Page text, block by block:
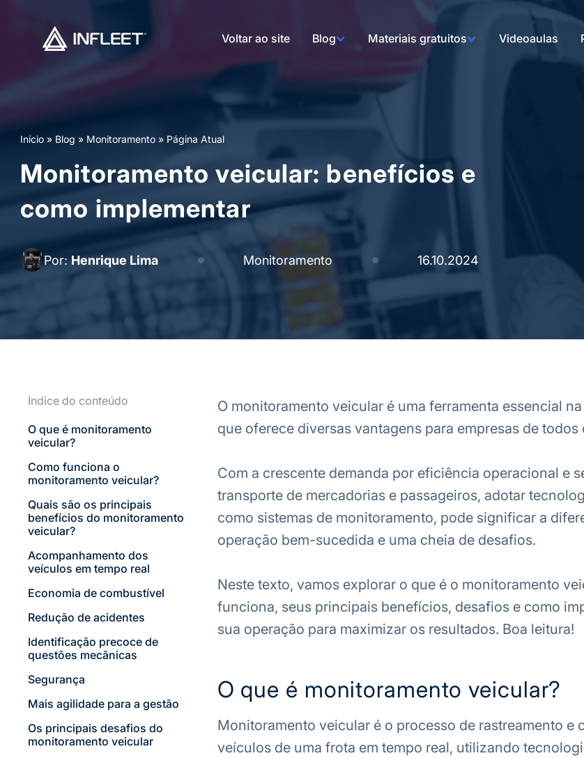
Voltar ao site Blog Materiais gratuitos Videoaulas
Início » Blog » Monitoramento » Página Atual
Monitoramento veicular: benefícios e
como implementar
Por:Henrique Lima Monitoramento 16.10.2024
Índice do conteúdo
O que é monitoramento
veicular?
Como funciona o
monitoramento veicular?
Quais são os principais
benefícios do monitoramento
veicular?
Acompanhamento dos
veículos em tempo real
Economia de combustível
Redução de acidentes
Identificação precoce de
questões mecânicas
Segurança
Mais agilidade para a gestão
Os principais desafios do
monitoramento veicular
O monitoramento veicular é uma ferramenta essencial
que oferece diversas vantagens para empresas de todos
Com a crescente demanda por eficiência operacional e
transporte de mercadorias e passageiros, adotar
como sistemas de monitoramento, pode significar a
operação bem-sucedida e uma cheia de desafios.
Neste texto, vamos explorar o que é o monitoramento
funciona, seus principais benefícios, desafios e como
sua operação para maximizar os resultados. Boa leitura!
O que é monitoramento veicular?
Monitoramento veicular é o processo de rastreamento e
veículos de uma frota em tempo real, utilizando